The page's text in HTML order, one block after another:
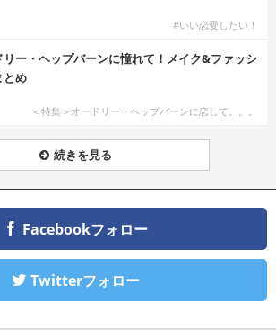
#いい恋愛したい！
リー・ヘップバーンに憧れて！メイク&ファッシ
とめ
＜特集＞オードリー・ヘップバーンに恋して。。。
続きを見る
Facebookフォロー
Twitterフォロー